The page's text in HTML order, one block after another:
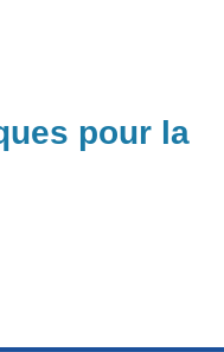
pour la